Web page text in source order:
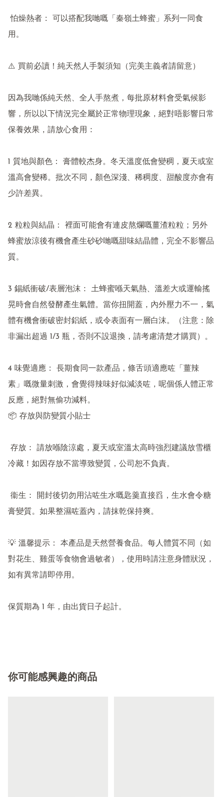
怕燥熱者： 可以搭配我哋嘅「秦嶺土蜂蜜」系列一同食
用。
⚠️ 買前必讀！純天然人手製須知（完美主義者請留意）
因為我哋係純天然、全人手熬煮，每批原材料會受氣候影
響，所以以下情況完全屬於正常物理現象，絕對唔影響日常
保養效果，請放心食用：
1 質地與顏色： 膏體較杰身。冬天溫度低會變稠，夏天或室
溫高會變稀。批次不同，顏色深淺、稀稠度、甜酸度亦會有
少許差異。
2 粒粒與結晶： 裡面可能會有連皮熬爛嘅薑渣粒粒；另外
蜂蜜放涼後有機會產生砂砂哋嘅甜味結晶體，完全不影響品
質。
3 錫紙衝破/表層泡沫： 土蜂蜜喺天氣熱、溫差大或運輸搖
晃時會自然發酵產生氣體。當你扭開蓋，內外壓力不一，氣
體有機會衝破密封鋁紙，或令表面有一層白沫。（注意：除
非漏出超過 1/3 瓶，否則不設退換，請考慮清楚才購買）。
4 味覺適應： 長期食同一款產品，條舌頭適應咗「薑辣
素」嘅微量刺激，會覺得辣味好似減淡咗，呢個係人體正常
反應，絕對無偷功減料。
📦 存放與防變質小貼士
冷藏！如因存放不當導致變質，公司恕不負責。
膏變質。如果整濕咗蓋內，請抹乾保持爽。
💡 溫馨提示： 本產品是天然營養食品。每人體質不同（如
對花生、雞蛋等食物會過敏者），使用時請注意身體狀況，
如有異常請即停用。
保質期為 1 年，由出貨日子起計。
你可能感興趣的商品